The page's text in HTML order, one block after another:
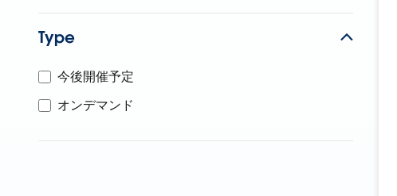
Type
今後開催予定
オンデマンド